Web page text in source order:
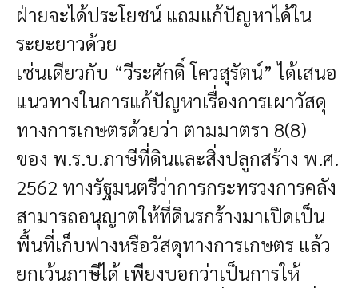
ฝ่ายจะได้ประโยชน์ แถมแก้ปัญหาได้ใน
ระยะยาวด้วย
เช่นเดียวกับ “วีระศักดิ์ โควสุรัตน์” ได้เสนอ
แนวทางในการแก้ปัญหาเรื่องการเผาวัสดุ
ทางการเกษตรด้วยว่า ตามมาตรา 8(8)
ของ พ.ร.บ.ภาษีที่ดินและสิ่งปลูกสร้าง พ.ศ.
2562 ทางรัฐมนตรีว่าการกระทรวงการคลัง
สามารถอนุญาตให้ที่ดินรกร้างมาเปิดเป็น
พื้นที่เก็บฟางหรือวัสดุทางการเกษตร แล้ว
ยกเว้นภาษีได้ เพียงบอกว่าเป็นการให้